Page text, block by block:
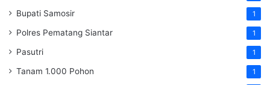
Bupati Samosir 1
Polres Pematang Siantar 1
Pasutri 1
Tanam 1.000 Pohon 1